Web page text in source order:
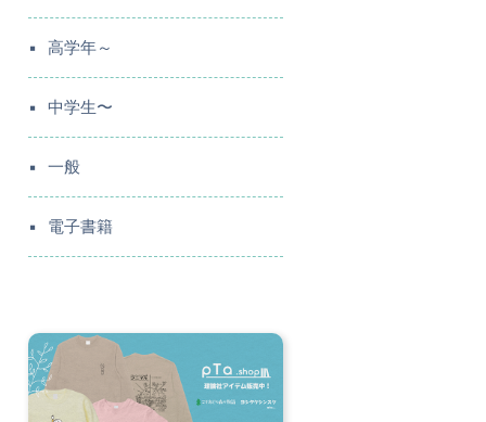
高学年～
中学生〜
一般
電子書籍